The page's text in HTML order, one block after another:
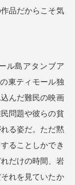
品だからこそ気
ル島アタンブア
東ティモール独
んだ難民の映画
問題や彼らの貧
る姿だ。ただ黙
ることしかでき
だけの時間、岩
れを見ていたか